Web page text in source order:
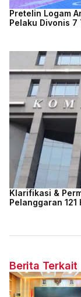
Pretelin Logam
Pelaku Divonis 7
Klarifikasi &
Pelanggaran 121
Berita Terkait